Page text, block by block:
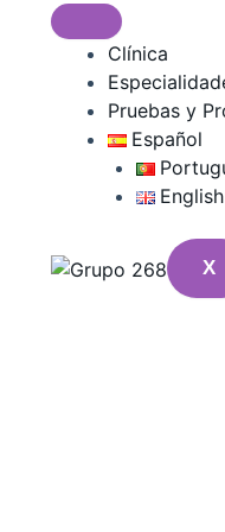
Clínica
Pruebas y
Español
English
X